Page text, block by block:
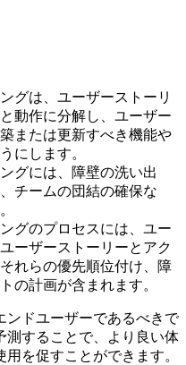
グは、ユーザーストーリ
動作に分解し、ユーザー
または更新すべき機能や
にします。
グには、障壁の洗い出
チームの団結の確保な
グのプロセスには、ユー
ーザーストーリーとアク
れらの優先順位付け、障
の計画が含まれます。
ンドユーザーであるべきで
測することで、より良い体
を促すことができます。